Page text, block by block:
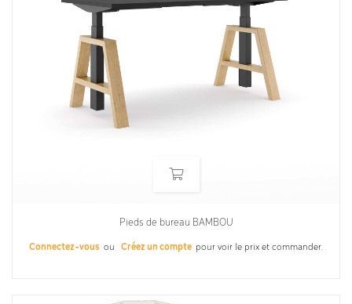
Pieds de bureau BAMBOU
Connectez-vous ou Créez un compte pour voir le prix et commander.